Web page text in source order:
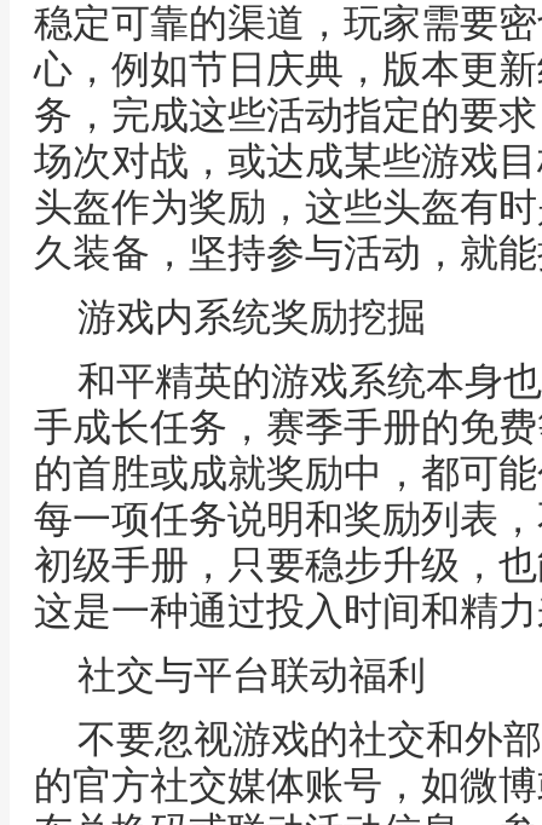
稳定可靠的渠道，玩家需要
心，例如节日庆典，版本更
务，完成这些活动指定的要
场次对战，或达成某些游戏
头盔作为奖励，这些头盔有
久装备，坚持参与活动，就
游戏内系统奖励挖掘
和平精英的游戏系统本身
手成长任务，赛季手册的免
的首胜或成就奖励中，都可
每一项任务说明和奖励列表
初级手册，只要稳步升级，
这是一种通过投入时间和精
社交与平台联动福利
不要忽视游戏的社交和外
的官方社交媒体账号，如微